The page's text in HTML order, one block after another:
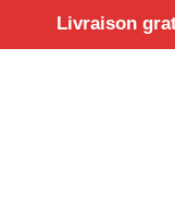
Livraison